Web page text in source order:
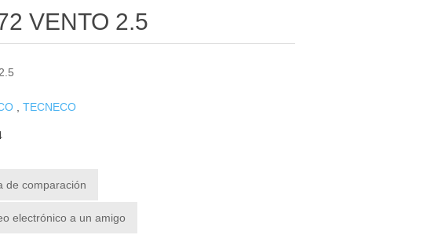
VENTO 2.5
TECNECO